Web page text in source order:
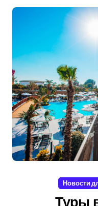
Новости
Туры